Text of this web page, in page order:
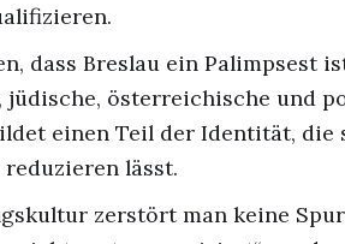
dass Breslau ein Palimpsest
österreichische und
einen Teil der Identität,
reduzieren lässt.
zerstört man keine